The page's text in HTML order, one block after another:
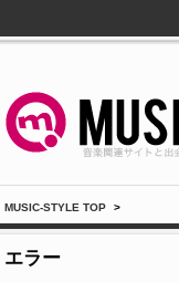
MUSIC-STYLE TOP >
エラー